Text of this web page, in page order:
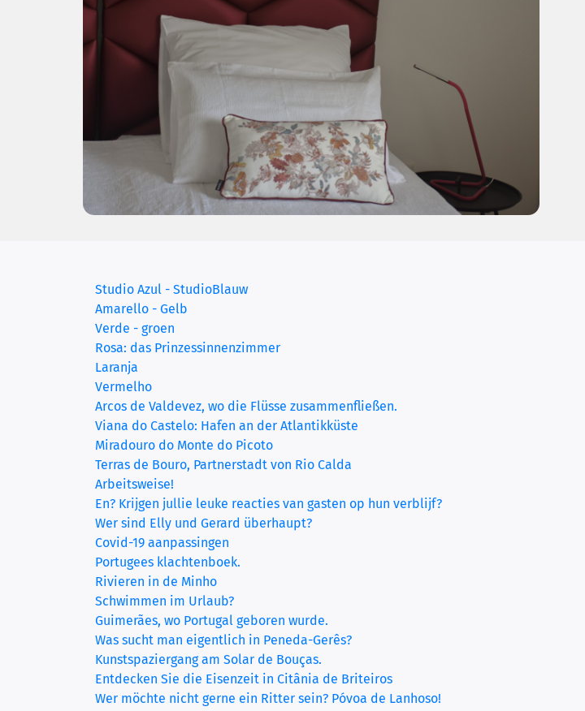
Studio Azul - StudioBlauw
Amarello - Gelb
Verde - groen
Rosa: das Prinzessinnenzimmer(current)
Laranja
Vermelho
Arcos de Valdevez, wo die Flüsse zusammenfließen.
Viana do Castelo: Hafen an der Atlantikküste
Miradouro do Monte do Picoto
Terras de Bouro, Partnerstadt von Rio Calda
Arbeitsweise!
En? Krijgen jullie leuke reacties van gasten op hun verblijf?
Wer sind Elly und Gerard überhaupt?
Covid-19 aanpassingen
Portugees klachtenboek.
Rivieren in de Minho
Schwimmen im Urlaub?
Guimerães, wo Portugal geboren wurde.
Was sucht man eigentlich in Peneda-Gerês?
Kunstspaziergang am Solar de Bouças.
Entdecken Sie die Eisenzeit in Citânia de Briteiros
Wer möchte nicht gerne ein Ritter sein? Póvoa de Lanhoso!